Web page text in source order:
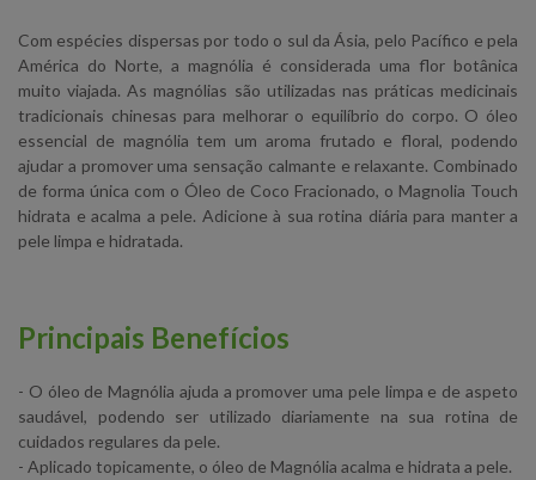
Com espécies dispersas por todo o sul da Ásia, pelo Pacífico e pela
América do Norte, a magnólia é considerada uma flor botânica
muito viajada. As magnólias são utilizadas nas práticas medicinais
tradicionais chinesas para melhorar o equilíbrio do corpo. O óleo
essencial de magnólia tem um aroma frutado e floral, podendo
ajudar a promover uma sensação calmante e relaxante. Combinado
de forma única com o Óleo de Coco Fracionado, o Magnolia Touch
hidrata e acalma a pele. Adicione à sua rotina diária para manter a
pele limpa e hidratada.
Principais Benefícios
- O óleo de Magnólia ajuda a promover uma pele limpa e de aspeto
saudável, podendo ser utilizado diariamente na sua rotina de
cuidados regulares da pele.
- Aplicado topicamente, o óleo de Magnólia acalma e hidrata a pele.